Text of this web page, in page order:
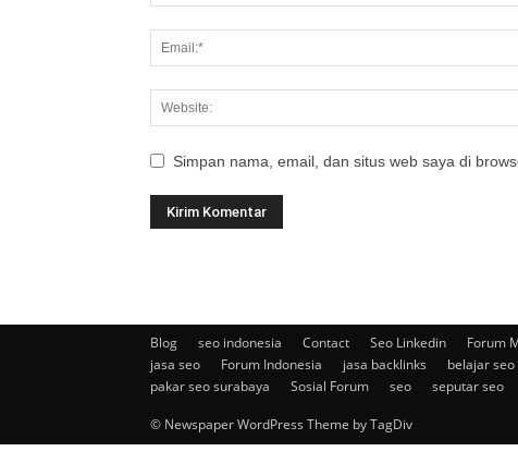
Simpan nama, email, dan situs web saya di
Blog seo indonesia Contact Seo Linkedin Forum
jasa seo
Forum Indonesia jasa backlinks belajar seo
pakar seo surabaya
Sosial Forum seo seputar seo
© Newspaper WordPress Theme by TagDiv